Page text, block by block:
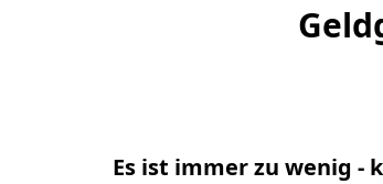
Es ist immer zu wenig -